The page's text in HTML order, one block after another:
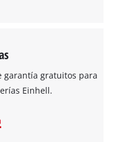
garantía gratuitos para
Einhell.